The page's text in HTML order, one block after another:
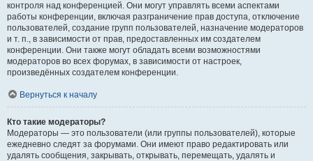
контроля над конференцией. Они могут управлять всеми аспектами
работы конференции, включая разграничение прав доступа, отключение
пользователей, создание групп пользователей, назначение модераторов
и т. п., в зависимости от прав, предоставленных им создателем
конференции. Они также могут обладать всеми возможностями
модераторов во всех форумах, в зависимости от настроек,
произведённых создателем конференции.
Вернуться к началу
Кто такие модераторы?
Модераторы — это пользователи (или группы пользователей), которые
ежедневно следят за форумами. Они имеют право редактировать или
удалять сообщения, закрывать, открывать, перемещать, удалять и